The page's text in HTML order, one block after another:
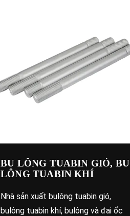
BU LÔNG TUABIN GIÓ, BU
LÔNG TUABIN KHÍ
Nhà sản xuất bulông tuabin gió,
bulông tuabin khí, bulông và đai ốc